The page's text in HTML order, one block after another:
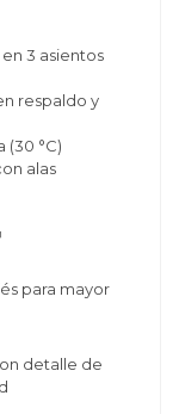
3 asientos
respaldo y
(30 °C)
alas
para mayor